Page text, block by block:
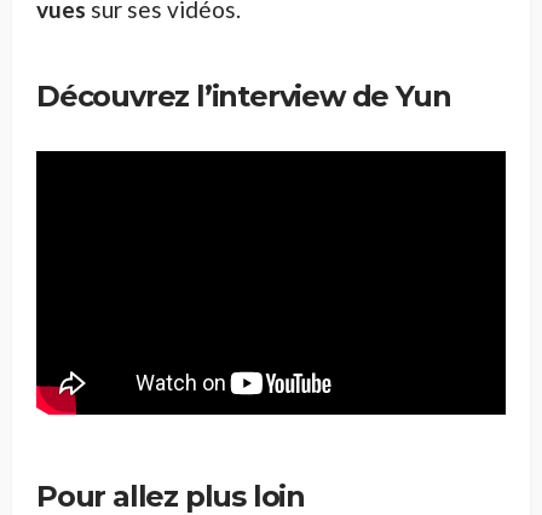
vues sur ses vidéos.
Découvrez l’interview de Yun
Pour allez plus loin